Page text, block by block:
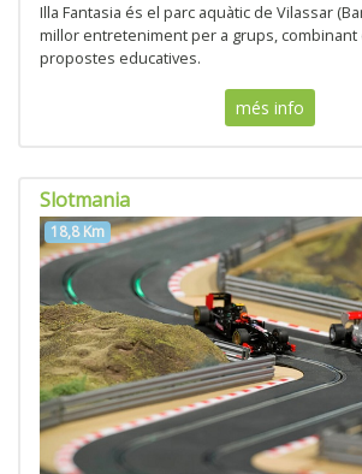
Illa Fantasia és el parc aquàtic de Vilassar
millor entreteniment per a grups, combinant
propostes educatives.
més info
Slotmania
18,8 Km